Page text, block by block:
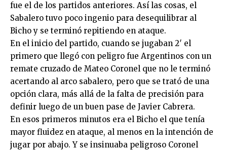
fue el de los partidos anteriores. Así las cosas, el
Sabalero tuvo poco ingenio para desequilibrar al
Bicho y se terminó repitiendo en ataque.
En el inicio del partido, cuando se jugaban 2′ el
primero que llegó con peligro fue Argentinos con un
remate cruzado de Mateo Coronel que no le terminó
acertando al arco sabalero, pero que se trató de una
opción clara, más allá de la falta de precisión para
definir luego de un buen pase de Javier Cabrera.
En esos primeros minutos era el Bicho el que tenía
mayor fluidez en ataque, al menos en la intención de
jugar por abajo. Y se insinuaba peligroso Coronel